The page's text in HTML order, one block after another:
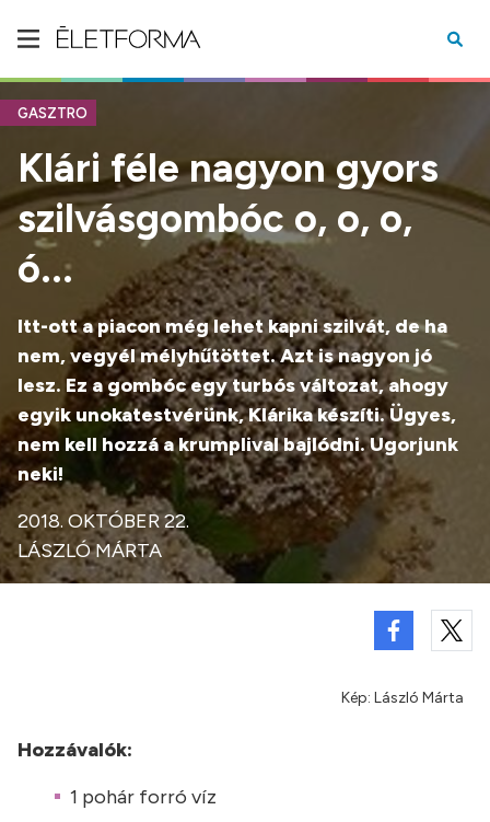
GASZTRO
Klári féle nagyon gyors
szilvásgombóc o, o, o,
ó...
Itt-ott a piacon még lehet kapni szilvát, de ha
nem, vegyél mélyhűtöttet. Azt is nagyon jó
lesz. Ez a gombóc egy turbós változat, ahogy
egyik unokatestvérünk, Klárika készíti. Ügyes,
nem kell hozzá a krumplival bajlódni. Ugorjunk
neki!
2018. OKTÓBER 22.
LÁSZLÓ MÁRTA
Kép: László Márta
Hozzávalók:
1 pohár forró víz